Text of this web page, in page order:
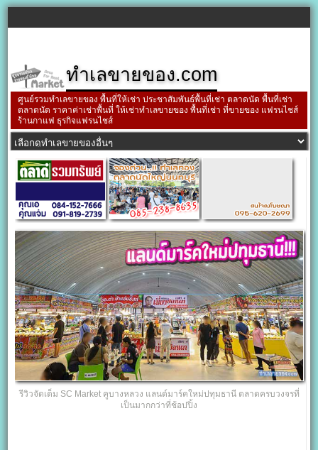
ทำเลขายของ.com
ศูนย์รวมทำเลขายของ พื้นที่ให้เช่า ประชาสัมพันธ์พื้นที่เช่า ตลาดนัด พื้นที่เช่า
ตลาดนัด ราคาค่าเช่าพื้นที่ ให้เช่าทำเลขายของ พื้นที่เช่า ที่ขายของ แฟรนไชส์
ร้านกาแฟ ธุรกิจแฟรนไชส์
รีวิวจัดเต็ม SC Market คูบางหลวง แลนด์มาร์คใหม่ปทุมธานี ตลาดครบวงจรที่
เป็นมากกว่าที่ช้อปปิ้ง